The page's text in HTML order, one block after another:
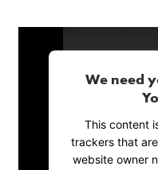
We need
This content
trackers that
website owner